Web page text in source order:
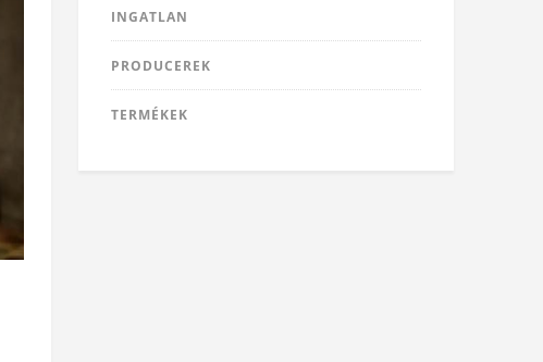
INGATLAN
PRODUCEREK
TERMÉKEK